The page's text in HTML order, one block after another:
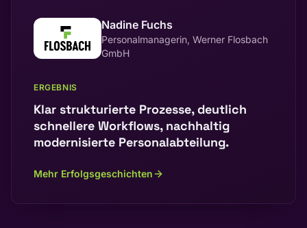
Nadine Fuchs
Personalmanagerin, Werner Flosbach
GmbH
ERGEBNIS
Klar strukturierte Prozesse, deutlich
schnellere Workflows, nachhaltig
modernisierte Personalabteilung.
Mehr Erfolgsgeschichten